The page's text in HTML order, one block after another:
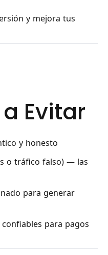
y mejora tus
Evitar
y honesto
o tráfico falso) — las
para generar
para pagos